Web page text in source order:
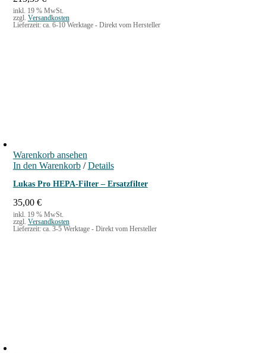
inkl. 19 % MwSt.
zzgl. Versandkosten
Lieferzeit: ca. 6-10 Werktage - Direkt vom Hersteller
Warenkorb ansehen
In den Warenkorb / Details
Lukas Pro HEPA-Filter – Ersatzfilter
35,00 €
inkl. 19 % MwSt.
zzgl. Versandkosten
Lieferzeit: ca. 3-5 Werktage - Direkt vom Hersteller